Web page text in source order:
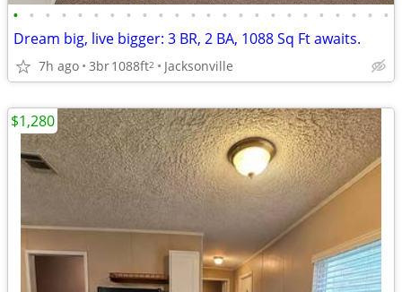
• • • • • • • • • • • • • • • • • • • • • • • •
Dream big, live bigger: 3 BR, 2 BA, 1088 Sq Ft awaits.
7h ago 3br1088ft2 Jacksonville
$1,280